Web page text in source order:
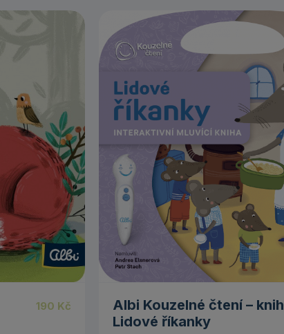
190 Kč
Albi Kouzelné čtení –
Lidové říkanky